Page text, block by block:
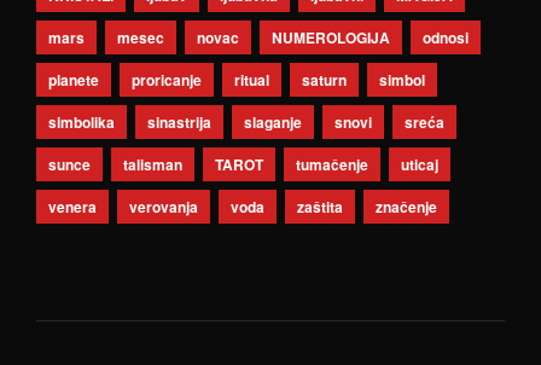
mars
mesec novac NUMEROLOGIJA
odnosi
planete
proricanje ritual saturn
simbol
simbolika
sinastrija slaganje snovi
sreća
sunce
talisman TAROT tumačenje
uticaj
venera
verovanja voda zaštita značenje